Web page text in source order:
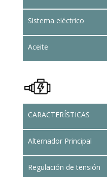
Sistema eléctrico
Aceite
CARACTERÍSTICAS
Alternador Principal
Regulación de tensión